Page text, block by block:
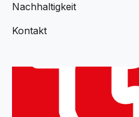
Nachhaltigkeit
Kontakt